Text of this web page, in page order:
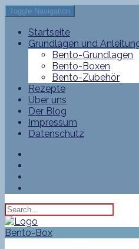
Toggle Navigation
Startseite
Grundlagen und
Bento-Grundlagen
Bento-Boxen
Bento-Zubehör
Rezepte
Über uns
Der Blog
Impressum
Datenschutz
Bento-Box